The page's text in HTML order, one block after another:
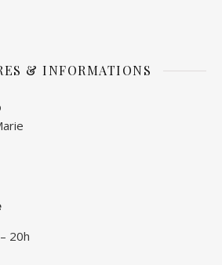
& INFORMATIONS
20h